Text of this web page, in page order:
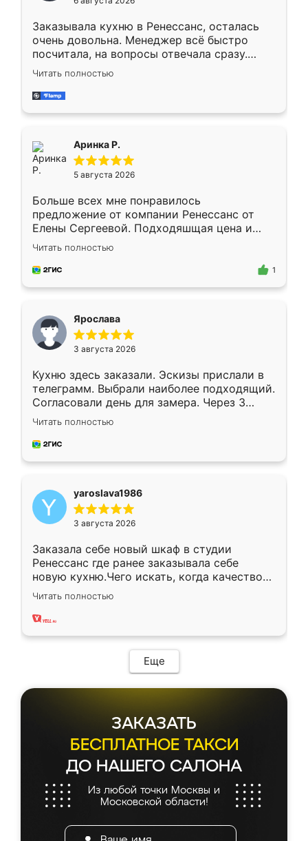
мебели буду заказывать только здесь.
Заказывала кухню в Ренессанс, осталась
очень довольна. Менеджер всё быстро
посчитала, на вопросы отвечала сразу.
Замерщик приехал в субботу, подошёл к
делу со всей ответственностью. Собрали
за день, ребята работали аккуратно, даже
Читать полностью
Аринка Р.
5 августа 2026
Больше всех мне понравилось
предложение от компании Ренессанс от
Елены Сергеевой. Подходяшщая цена и
короткие сроки изготовления. Приехавший
для замера сотрудник Владислав
предложил по моему эскизу самый
Читать полностью
1
Ярослава
3 августа 2026
Кухню здесь заказали. Эскизы прислали в
телеграмм. Выбрали наиболее подходящий.
Согласовали день для замера. Через 3
недели кухня была уже готова. Остались
довольны работой. Спасибо Ренессанс
мебель за качественную работу!
Читать полностью
yaroslava1986
3 августа 2026
Заказала себе новый шкаф в студии
Ренессанс где ранее заказывала себе
новую кухню.Чего искать, когда качеством
вполне довольна. Служит кухня уже почти
два года, нареканий нет.
Читать полностью
Еще
ЗАКАЗАТЬ
БЕСПЛАТНОЕ ТАКСИ
ДО НАШЕГО САЛОНА
Из любой точки Москвы и
Московской области!